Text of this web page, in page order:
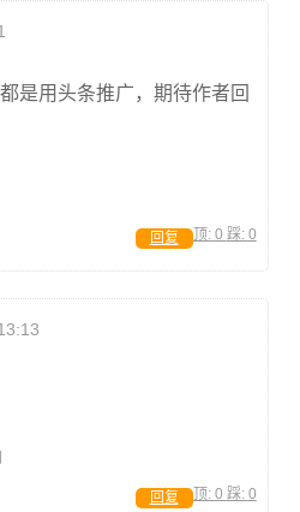
是用头条推广，期待作者回
顶: 0 踩: 0
回复
顶: 0 踩: 0
回复